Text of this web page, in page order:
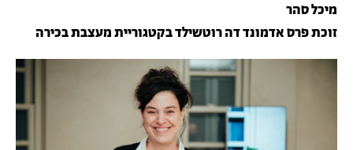
מיכל סהר
זוכת פרס אדמונד דה רוטשילד בקטגוריית מעצבת בכירה